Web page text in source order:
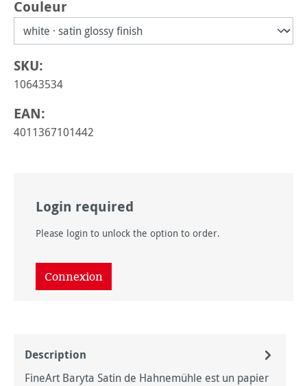
Sélectionnez
Couleur
SKU:
10643534
EAN:
4011367101442
Login required
Please login to unlock the option to order.
Connexion
Description
FineArt Baryta Satin de Hahnemühle est un papier